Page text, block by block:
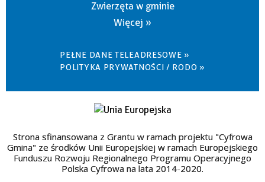
Zwierzęta w gminie
Więcej »
PEŁNE DANE TELEADRESOWE »
POLITYKA PRYWATNOŚCI / RODO »
Strona sfinansowana z Grantu w ramach projektu "Cyfrowa
Gmina" ze środków Unii Europejskiej w ramach Europejskiego
Funduszu Rozwoju Regionalnego Programu Operacyjnego
Polska Cyfrowa na lata 2014-2020.